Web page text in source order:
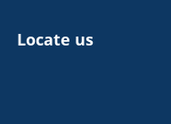
Locate us